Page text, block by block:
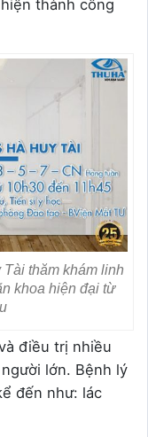
thành công
thăm khám linh
khoa hiện đại từ
điều trị nhiều
lớn. Bệnh lý
đến như: lác